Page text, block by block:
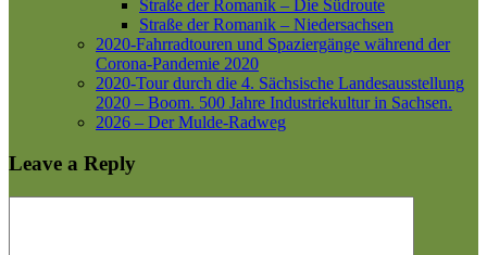
Straße der Romanik – Die Südroute
Straße der Romanik – Niedersachsen
2020-Fahrradtouren und Spaziergänge während der
Corona-Pandemie 2020
2020-Tour durch die 4. Sächsische Landesausstellung
2020 – Boom. 500 Jahre Industriekultur in Sachsen.
2026 – Der Mulde-Radweg
Leave a Reply